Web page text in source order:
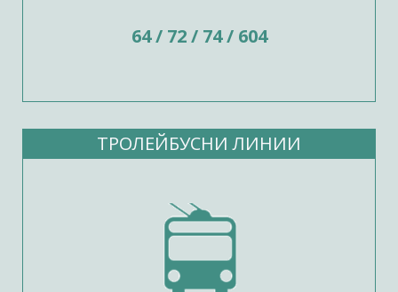
64 / 72 / 74 / 604
ТРОЛЕЙБУСНИ ЛИНИИ